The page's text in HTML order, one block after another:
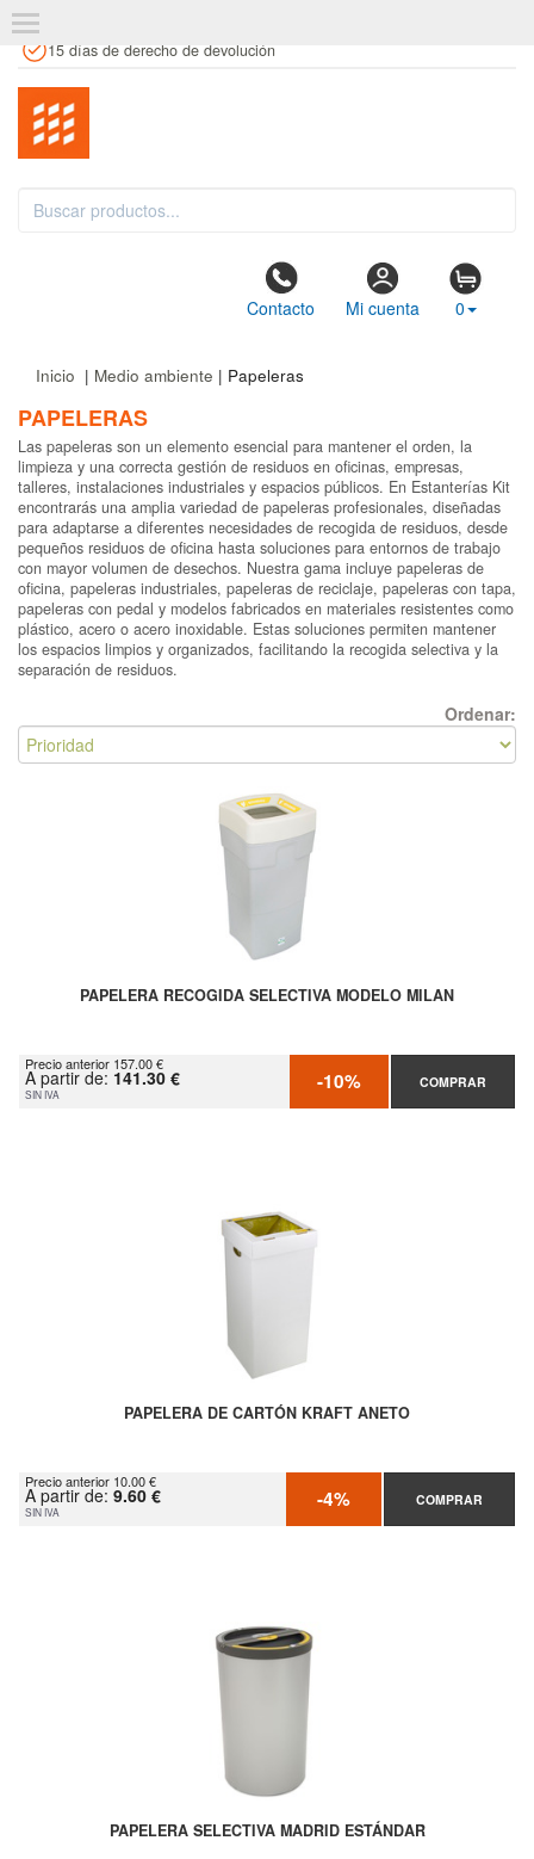
15 días de derecho de devolución
Contacto Mi cuenta 0
Inicio | Medio ambiente | Papeleras
PAPELERAS
Las papeleras son un elemento esencial para mantener el orden, la
limpieza y una correcta gestión de residuos en oficinas, empresas,
talleres, instalaciones industriales y espacios públicos. En Estanterías Kit
encontrarás una amplia variedad de papeleras profesionales, diseñadas
para adaptarse a diferentes necesidades de recogida de residuos, desde
pequeños residuos de oficina hasta soluciones para entornos de trabajo
con mayor volumen de desechos. Nuestra gama incluye papeleras de
oficina, papeleras industriales, papeleras de reciclaje, papeleras con tapa,
papeleras con pedal y modelos fabricados en materiales resistentes como
plástico, acero o acero inoxidable. Estas soluciones permiten mantener
los espacios limpios y organizados, facilitando la recogida selectiva y la
separación de residuos.
Ordenar:
PAPELERA RECOGIDA SELECTIVA MODELO MILAN
Precio anterior 157.00 €
A partir de: 141.30 €
SIN IVA -10% COMPRAR
PAPELERA DE CARTÓN KRAFT ANETO
Precio anterior 10.00 €
A partir de: 9.60 €
SIN IVA -4% COMPRAR
PAPELERA SELECTIVA MADRID ESTÁNDAR